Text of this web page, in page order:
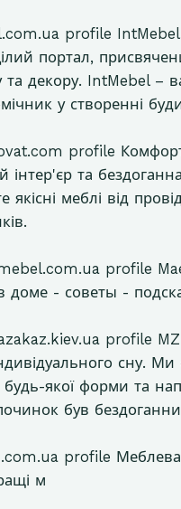
profile
портал,
та декору. IntMebel
у створенні
profile
інтер'єр та
якісні меблі від
profile
доме - советы -
profile
сну.
будь-якої форми та
був
profile
м